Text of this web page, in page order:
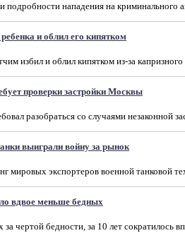
подробности нападения на криминального
и облил его кипятком
избил и облил кипятком из-за
проверки застройки Москвы
разобраться со случаями незаконной
выиграли войну за рынок
мировых экспортеров военной танковой
вдвое меньше бедных
чертой бедности, за 10 лет сократилось